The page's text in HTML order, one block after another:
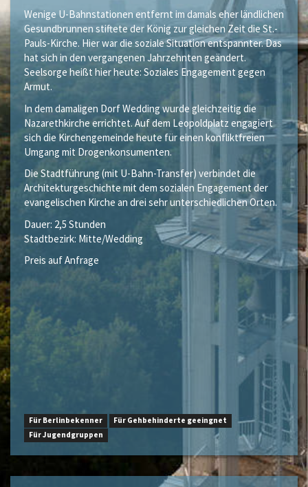
Wenige U-Bahnstationen entfernt im damals eher ländlichen
Gesundbrunnen stiftete der König zur gleichen Zeit die St.-
Pauls-Kirche. Hier war die soziale Situation entspannter. Das
hat sich in den vergangenen Jahrzehnten geändert.
Seelsorge heißt hier heute: Soziales Engagement gegen
Armut.
In dem damaligen Dorf Wedding wurde gleichzeitig die
Nazarethkirche errichtet. Auf dem Leopoldplatz engagiert
sich die Kirchengemeinde heute für einen konfliktfreien
Umgang mit Drogenkonsumenten.
Die Stadtführung (mit U-Bahn-Transfer) verbindet die
Architekturgeschichte mit dem sozialen Engagement der
evangelischen Kirche an drei sehr unterschiedlichen Orten.
Dauer: 2,5 Stunden
Stadtbezirk: Mitte/Wedding
Preis auf Anfrage
Für Berlinbekenner
Für Gehbehinderte geeingnet
Für Jugendgruppen